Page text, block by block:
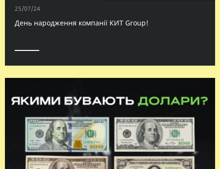
25/07/24
День народження компанії КИТ Group!